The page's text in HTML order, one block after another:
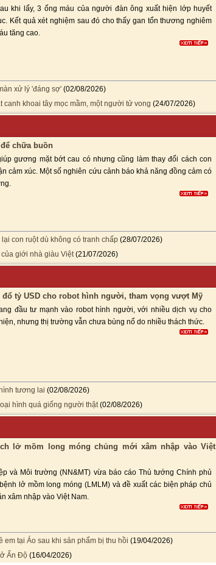
khi lấy, 3 ống máu của người đàn ông xuất hiện lớp huyết
Kết quả xét nghiệm sau đó cho thấy gan tổn thương nghiêm
tăng cao.
xử lý 'đáng sợ' (02/08/2026)
khoai tây mọc mầm, một người tử vong (24/07/2026)
chữa buồn
gương mặt bớt cau có nhưng cũng làm thay đổi cách con
cảm xúc. Một số nghiên cứu cảnh báo khả năng đồng cảm có
con ruột dù không có tranh chấp (28/07/2026)
giới nhà giàu Việt(21/07/2026)
đổ tỷ USD cho robot hình người, tham vọng vượt Mỹ
đầu tư mạnh vào robot hình người, với nhiều dịch vụ cho
nhưng thị trường vẫn chưa bùng nổ do nhiều thách thức.
tương lai (02/08/2026)
hình quá giống người thật(02/08/2026)
lở mồm long móng chủng mới xâm nhập vào Việt
và Môi trường (NN&MT) vừa báo cáo Thủ tướng Chính phủ
lở mồm long móng (LMLM) và đề xuất các biện pháp chủ
xâm nhập vào Việt Nam.
em tại Áo sau khi sản phẩm bị thu hồi (19/04/2026)
Ấn Độ (16/04/2026)